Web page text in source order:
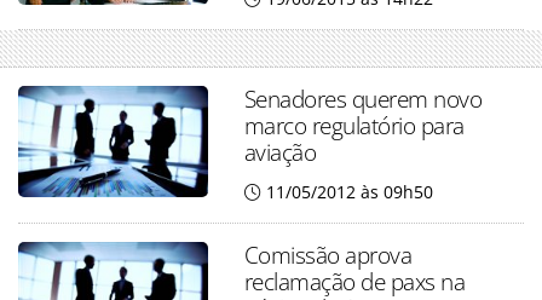
Senadores querem novo
marco regulatório para
aviação
11/05/2012 às 09h50
Comissão aprova
reclamação de paxs na